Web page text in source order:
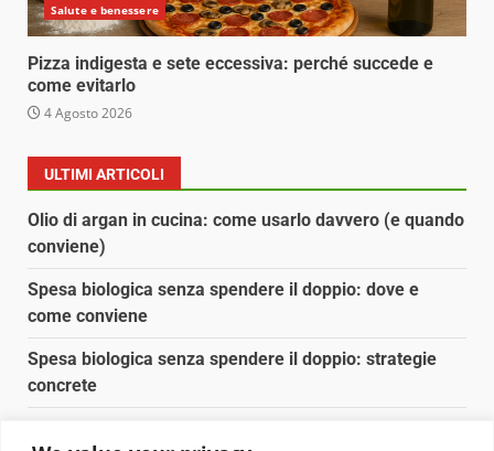
Salute e benessere
Pizza indigesta e sete eccessiva: perché succede e
come evitarlo
4 Agosto 2026
ULTIMI ARTICOLI
Olio di argan in cucina: come usarlo davvero (e quando
conviene)
Spesa biologica senza spendere il doppio: dove e
come conviene
Spesa biologica senza spendere il doppio: strategie
concrete